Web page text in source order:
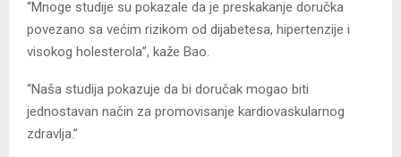
“Mnoge studije su pokazale da je preskakanje doručka
povezano sa većim rizikom od dijabetesa, hipertenzije i
visokog holesterola”, kaže Bao.
“Naša studija pokazuje da bi doručak mogao biti
jednostavan način za promovisanje kardiovaskularnog
zdravlja.”